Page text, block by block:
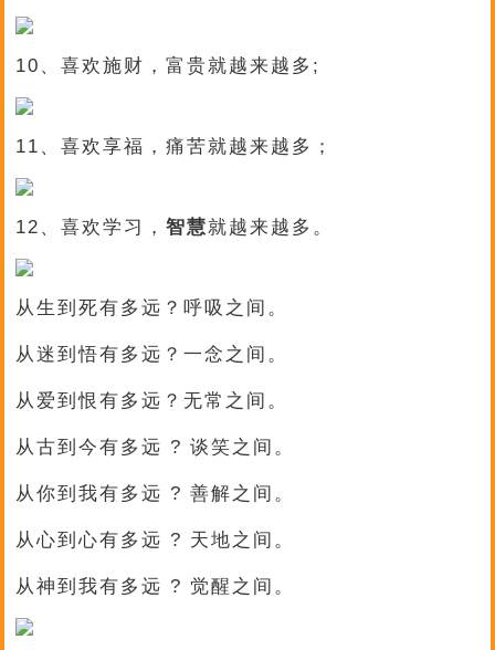
10、喜欢施财，富贵就越来越多;
11、喜欢享福，痛苦就越来越多；
12、喜欢学习，智慧就越来越多。
从生到死有多远？呼吸之间。
从迷到悟有多远？一念之间。
从爱到恨有多远？无常之间。
从古到今有多远 ? 谈笑之间。
从你到我有多远 ? 善解之间。
从心到心有多远 ? 天地之间。
从神到我有多远 ? 觉醒之间。